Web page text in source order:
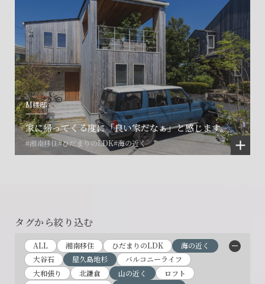
M様邸
家に帰ってくる度に「良い家だなぁ」と感じます。
#湘南移住#ひだまりのLDK#海の近く
タグから絞り込む
ALL 湘南移住 ひだまりのLDK
海の近く
大谷石
屋久島地杉
バルコニーライフ
大和張り
北鎌倉 山の近く
ロフト